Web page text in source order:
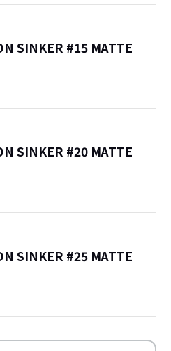
SINKER #15 MATTE
SINKER #20 MATTE
SINKER #25 MATTE